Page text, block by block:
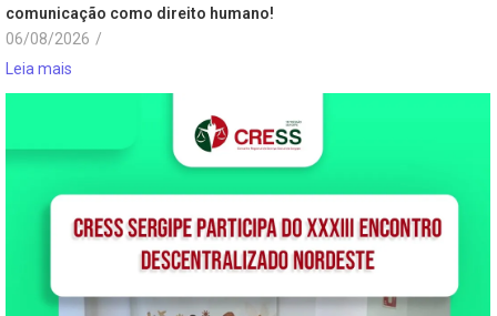
comunicação como direito humano!
06/08/2026 /
Leia mais